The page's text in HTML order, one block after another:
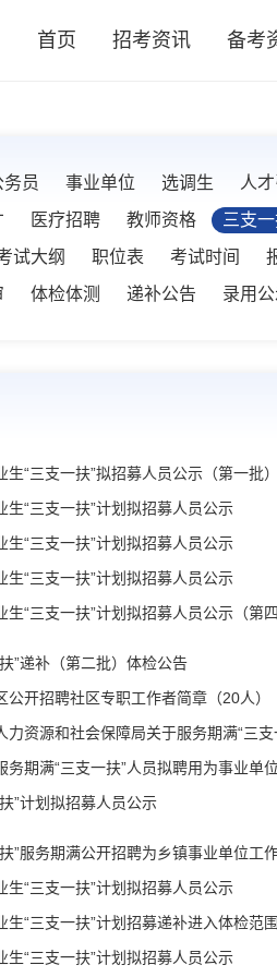
首页 招考资讯 备考
登录/
手机号:
首次登录
员 事业单位 选调生 人
医疗招聘 教师资格 三支
试大纲 职位表 考试时间
体检体测 递补公告 录用
“三支一扶”拟招募人员公示（第一批）
“三支一扶”计划拟招募人员公示
“三支一扶”计划拟招募人员公示
“三支一扶”计划拟招募人员公示
“三支一扶”计划拟招募人员公示（第四
”递补（第二批）体检公告
开招聘社区专职工作者简章（20人）
源和社会保障局关于服务期满“三支一扶”
务期满“三支一扶”人员拟聘用为事业单
”计划拟招募人员公示
”服务期满公开招聘为乡镇事业单位工
“三支一扶”计划拟招募人员公示
生“三支一扶”计划招募递补进入体检范
“三支一扶”计划拟招募人员公示